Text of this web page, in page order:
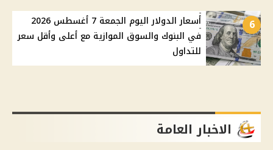
6
أسعار الدولار اليوم الجمعة 7 أغسطس 2026
في البنوك والسوق الموازية مع أعلى وأقل سعر
للتداول
الاخبار العامة